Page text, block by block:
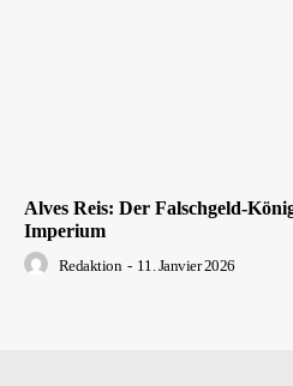
Alves Reis: Der Falschgeld-
Imperium
Redaktion - 11. Janvier 2026